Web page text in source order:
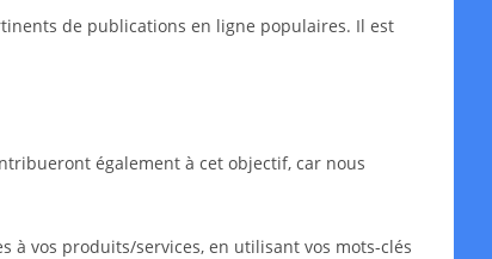
de publications en ligne populaires. Il est
également à cet objectif, car nous
à vos produits/services, en utilisant vos mots-clés